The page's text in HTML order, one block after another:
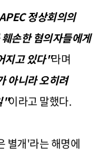
정상회의의
손한 혐의자들에게
지고 있다"라며
아니라 오히려
"이라고 말했다.
별개'라는 해명에